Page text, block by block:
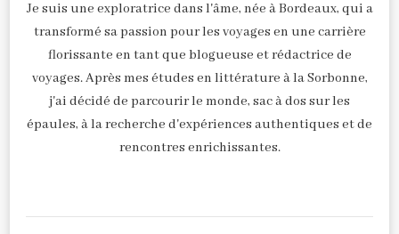
Je suis une exploratrice dans l'âme, née à Bordeaux, qui a
transformé sa passion pour les voyages en une carrière
florissante en tant que blogueuse et rédactrice de
voyages. Après mes études en littérature à la Sorbonne,
j'ai décidé de parcourir le monde, sac à dos sur les
épaules, à la recherche d'expériences authentiques et de
rencontres enrichissantes.